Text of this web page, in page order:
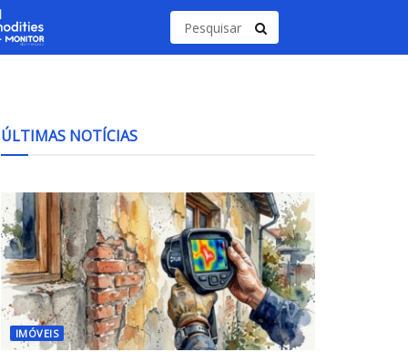
ÚLTIMAS NOTÍCIAS
IMÓVEIS